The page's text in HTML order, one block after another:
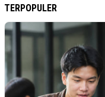
TERPOPULER